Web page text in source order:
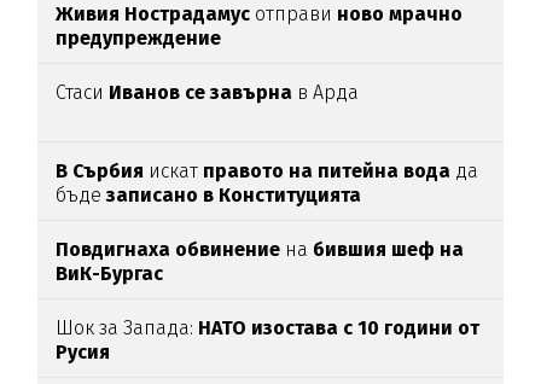
Живия Нострадамус отправи ново мрачно
предупреждение
Стаси Иванов се завърна в Арда
В Сърбия искат правото на питейна вода да
бъде записано в Конституцията
Повдигнаха обвинение на бившия шеф на
ВиК-Бургас
Шок за Запада: НАТО изостава с 10 години от
Русия